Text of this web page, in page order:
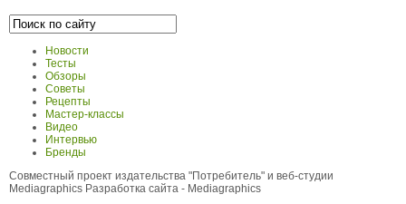
Новости
Тесты
Обзоры
Советы
Рецепты
Мастер-классы
Видео
Интервью
Бренды
Совместный проект издательства "Потребитель" и веб-студии
Mediagraphics Разработка сайта - Mediagraphics